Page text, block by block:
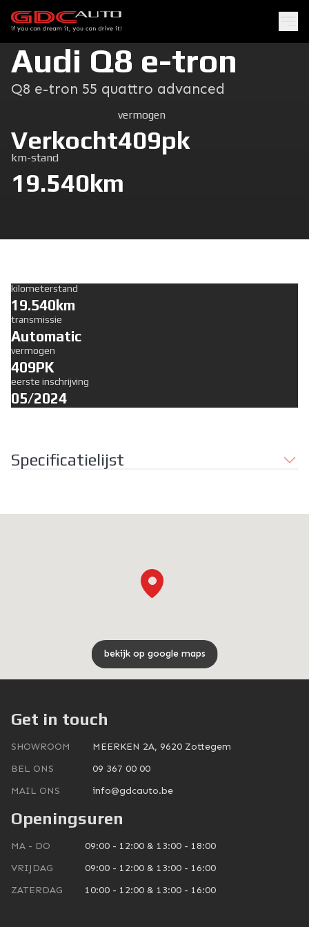
Audi Q8 e-tron
Q8 e-tron 55 quattro advanced
Verkocht
vermogen
409pk
km-stand
19.540km
kilometerstand
19.540km
transmissie
Automatic
vermogen
409PK
eerste inschrijving
05/2024
Specificatielijst
Get in touch
SHOWROOM
MEERKEN 2A, 9620 Zottegem
BEL ONS
09 367 00 00
MAIL ONS
info@gdcauto.be
Openingsuren
MA - DO
09:00 - 12:00 & 13:00 - 18:00
VRIJDAG
09:00 - 12:00 & 13:00 - 16:00
ZATERDAG
10:00 - 12:00 & 13:00 - 16:00
bekijk op google maps